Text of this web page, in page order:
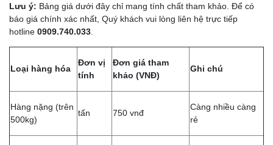
Lưu ý: Bảng giá dưới đây chỉ mang tính chất tham khảo. Để có
báo giá chính xác nhất, Quý khách vui lòng liên hệ trực tiếp
hotline 0909.740.033
Loại hàng hóa
Đơn vị
tính
Đơn giá tham
khảo (VNĐ)
Ghi chú
Hàng nặng (trên
500kg)
tấn 750 vnđ
Càng nhiều càng
rẻ